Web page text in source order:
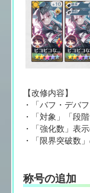
【改修内容】
・「バフ・デバ
・「対象」「段
・「強化数」表
・「限界突破数
称号の追加